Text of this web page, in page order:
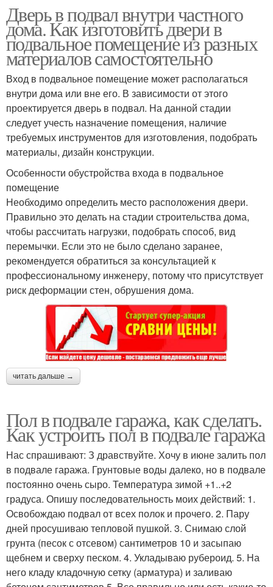
Дверь в подвал внутри частного
дома. Как изготовить двери в
подвальное помещение из разных
материалов самостоятельно
Вход в подвальное помещение может располагаться
внутри дома или вне его. В зависимости от этого
проектируется дверь в подвал. На данной стадии
следует учесть назначение помещения, наличие
требуемых инструментов для изготовления, подобрать
материалы, дизайн конструкции.
Особенности обустройства входа в подвальное
помещение
Необходимо определить место расположения двери.
Правильно это делать на стадии строительства дома,
чтобы рассчитать нагрузки, подобрать способ, вид
перемычки. Если это не было сделано заранее,
рекомендуется обратиться за консультацией к
профессиональному инженеру, потому что присутствует
риск деформации стен, обрушения дома.
читать дальше →
Пол в подвале гаража, как сделать.
Как устроить пол в подвале гаража
Нас спрашивают: З дравствуйте. Хочу в июне залить пол
в подвале гаража. Грунтовые воды далеко, но в подвале
постоянно очень сыро. Температура зимой +1..+2
градуса. Опишу последовательность моих действий: 1.
Освобождаю подвал от всех полок и прочего. 2. Пару
дней просушиваю тепловой пушкой. 3. Снимаю слой
грунта (песок с отсевом) сантиметров 10 и засыпаю
щебнем и сверху песком. 4. Укладываю рубероид. 5. На
него кладу кладочную сетку (арматура) и заливаю